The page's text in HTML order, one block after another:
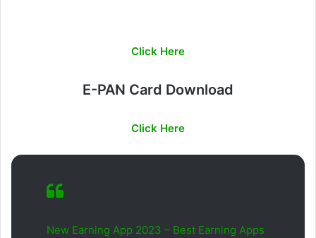
Click Here
E-PAN Card Download
Click Here
New Earning App 2023 – Best Earning Apps